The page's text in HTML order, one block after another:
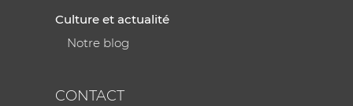
Culture et actualité
Notre blog
CONTACT